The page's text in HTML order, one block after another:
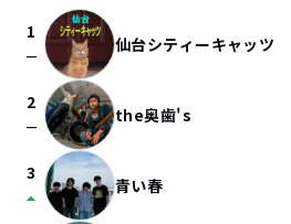
1
check_indeterminate_small 仙台シティーキャッツ
2
check_indeterminate_small the奥歯's
3
arrow_drop_up 青い春